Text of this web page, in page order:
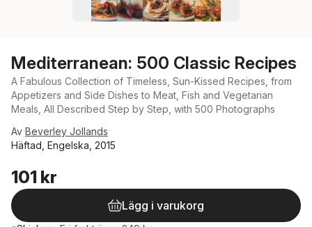
Mediterranean: 500 Classic Recipes
A Fabulous Collection of Timeless, Sun-Kissed Recipes, from
Appetizers and Side Dishes to Meat, Fish and Vegetarian
Meals, All Described Step by Step, with 500 Photographs
Av Beverley Jollands
Häftad, Engelska, 2015
101 kr
Lägg i varukorg